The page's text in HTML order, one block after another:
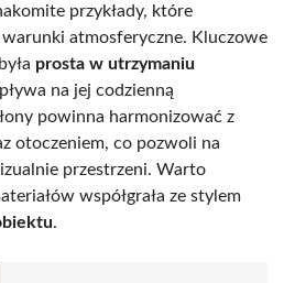
przykłady, które
atmosferyczne. Kluczowe
prosta w utrzymaniu
na jej codzienną
powinna harmonizować z
otoczeniem, co pozwoli na
przestrzeni. Warto
współgrała ze stylem
.